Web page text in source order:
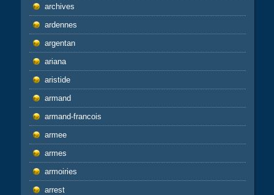
archives
ardennes
argentan
ariana
aristide
armand
armand-francois
armee
armes
armoiries
arrest